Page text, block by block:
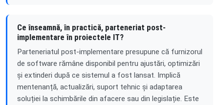
Ce înseamnă, în practică, parteneriat post-
implementare în proiectele IT?
Parteneriatul post-implementare presupune că furnizorul
de software rămâne disponibil pentru ajustări, optimizări
și extinderi după ce sistemul a fost lansat. Implică
mentenanță, actualizări, suport tehnic și adaptarea
soluției la schimbările din afacere sau din legislație. Este